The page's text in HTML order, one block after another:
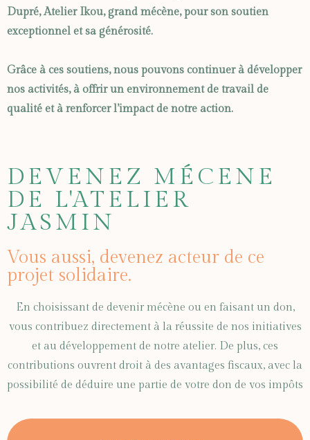
Dupré, Atelier Ikou, grand mécène, pour son soutien
exceptionnel et sa générosité.
Grâce à ces soutiens, nous pouvons continuer à développer
nos activités, à offrir un environnement de travail de
qualité et à renforcer l’impact de notre action.
DEVENEZ MÉCENE
DE L'ATELIER
JASMIN
Vous aussi, devenez acteur de ce
projet solidaire.
En choisissant de devenir mécène ou en faisant un don,
vous contribuez directement à la réussite de nos initiatives
et au développement de notre atelier. De plus, ces
contributions ouvrent droit à des avantages fiscaux, avec la
possibilité de déduire une partie de votre don de vos impôts